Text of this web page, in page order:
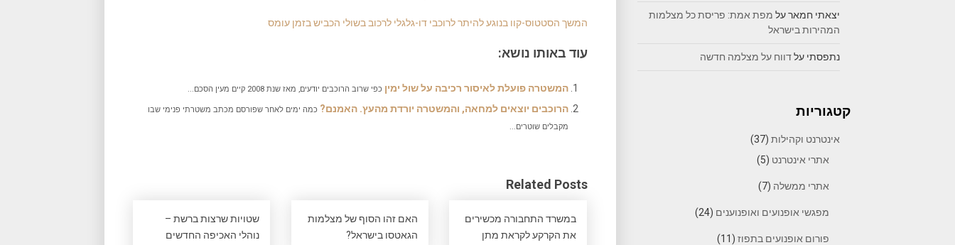
המשך הסטטוס-קוו בנוגע להיתר לרוכבי דו-גלגלי לרכוב בשולי הכביש בזמן עומס
עוד באותו נושא:
המשטרה פועלת לאיסור רכיבה על שול ימין כפי שרוב הרוכבים יודעים, מאז שנת 2008 קיים מעין הסכם...
הרוכבים יוצאים למחאה, והמשטרה יורדת מהעץ. האמנם? כמה ימים לאחר שפורסם מכתב משטרתי פנימי שבו
מקבלים שוטרים...
Related Posts
שטויות שרצות ברשת –
נוהלי האכיפה החדשים
האם זהו הסוף של מצלמות
הגאטסו בישראל?
במשרד התחבורה מכשירים
את הקרקע לקראת מתן
יצאתי חמארעל מפת אמת: פריסת כל מצלמות
המהירות בישראל
נתפסתי עלדווח על מצלמה חדשה
קטגוריות
אינטרנט וקהילות (37)
אתרי אינטרנט (5)
אתרי ממשלה (7)
מפגשי אופנועים ואופנוענים (24)
פורום אופנועים בתפוז (11)